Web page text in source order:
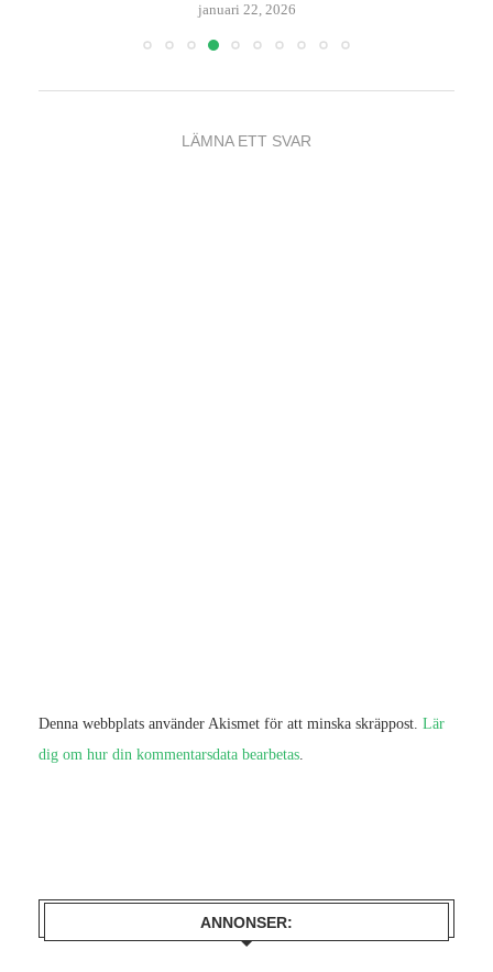
januari 15, 2026
LÄMNA ETT SVAR
Denna webbplats använder Akismet för att minska skräppost. Lär
dig om hur din kommentarsdata bearbetas
ANNONSER: